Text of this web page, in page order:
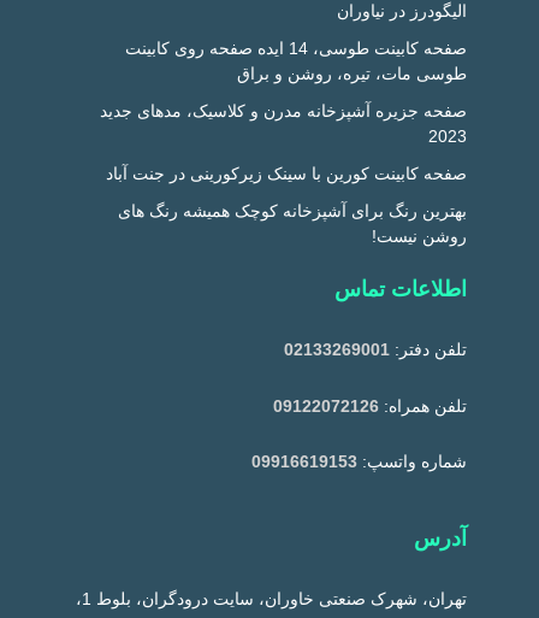
الیگودرز در نیاوران
صفحه کابینت طوسی، 14 ایده صفحه روی کابینت
طوسی مات، تیره، روشن و براق
صفحه جزیره آشپزخانه مدرن و کلاسیک، مدهای جدید
2023
صفحه کابینت کورین با سینک زیرکورینی در جنت آباد
بهترین رنگ برای آشپزخانه کوچک همیشه رنگ های
روشن نیست!
اطلاعات تماس
تلفن دفتر: 02133269001
تلفن همراه: 09122072126
شماره واتسپ: 09916619153
آدرس
تهران، شهرک صنعتی خاوران، سایت درودگران، بلوط 1،